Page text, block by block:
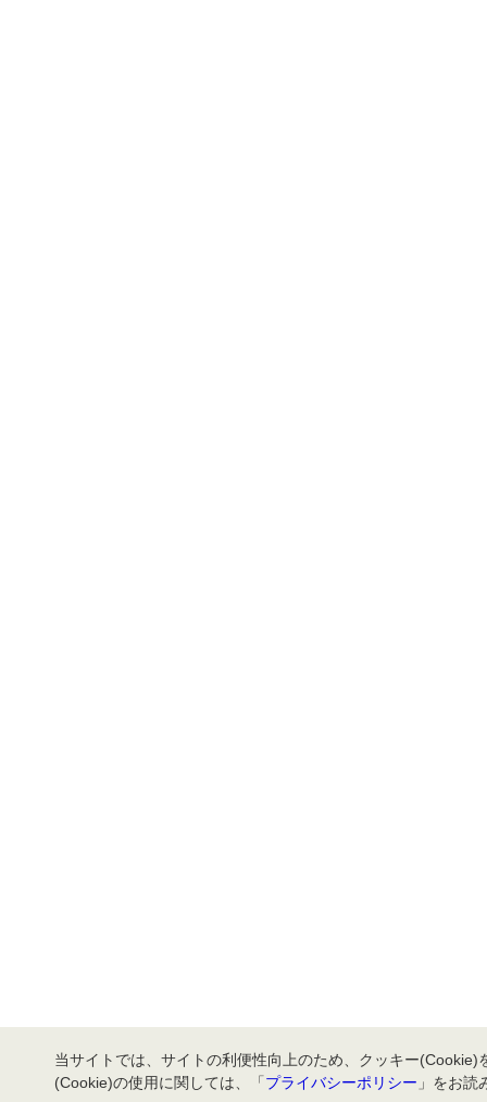
当サイトでは、サイトの利便性向上のため、クッキー
(Cookie)の使用に関しては、「プライバシーポリシー 」をお読